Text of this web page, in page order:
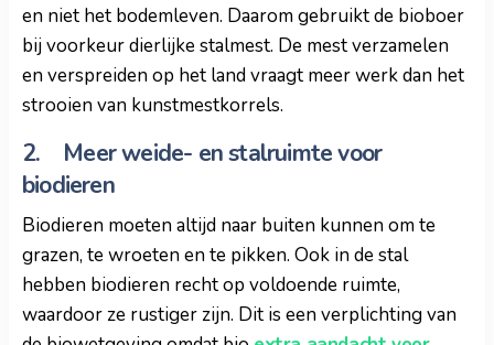
en niet het bodemleven. Daarom gebruikt de bioboer
bij voorkeur dierlijke stalmest. De mest verzamelen
en verspreiden op het land vraagt meer werk dan het
strooien van kunstmestkorrels.
2. Meer weide- en stalruimte voor
biodieren
Biodieren moeten altijd naar buiten kunnen om te
grazen, te wroeten en te pikken. Ook in de stal
hebben biodieren recht op voldoende ruimte,
waardoor ze rustiger zijn. Dit is een verplichting van